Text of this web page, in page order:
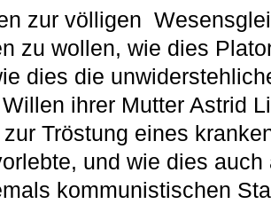
zur völligen
zu wollen, wie dies
dies die
ihrer Mutter Astrid
Tröstung eines
und wie dies
kommunistischen